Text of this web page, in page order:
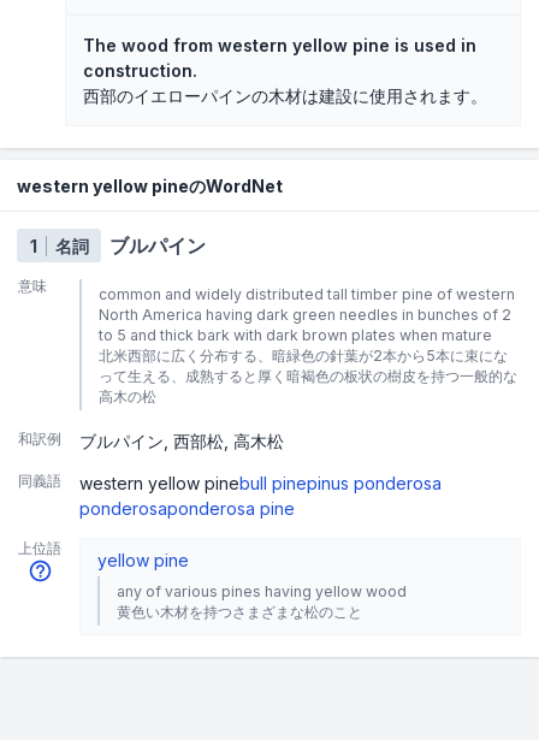
The wood from western yellow pine is used in
construction.
西部のイエローパインの木材は建設に使用されます。
western yellow pineのWordNet
1 名詞 ブルパイン
意味
common and widely distributed tall timber pine of western
North America having dark green needles in bunches of 2
to 5 and thick bark with dark brown plates when mature
北米西部に広く分布する、暗緑色の針葉が2本から5本に束にな
って生える、成熟すると厚く暗褐色の板状の樹皮を持つ一般的な
高木の松
和訳例 ブルパイン 西部松 高木松
同義語 western yellow pinebull pinepinus ponderosa
ponderosaponderosa pine
上位語
yellow pine
any of various pines having yellow wood
黄色い木材を持つさまざまな松のこと